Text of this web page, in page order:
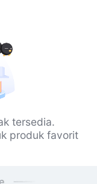
tersedia.
produk favorit